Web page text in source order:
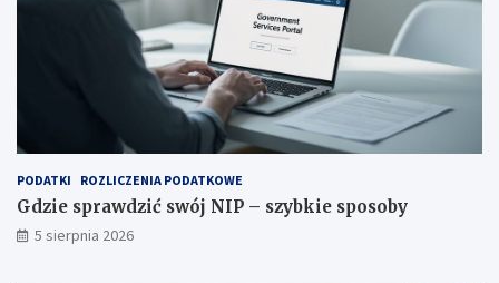
PODATKI ROZLICZENIA PODATKOWE
Gdzie sprawdzić swój NIP – szybkie sposoby
5 sierpnia 2026